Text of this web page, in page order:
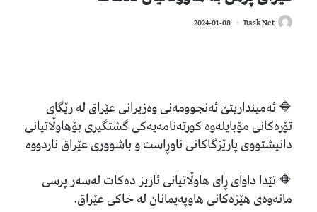
Bask Net
2024-01-08
🔷 ئەمینداریتێ ئەنجوومەنی وەزیرانی عێراق لە رێگای
تۆرەکانی مۆبایلەوە کورتەنامەیەکی گشتگیری بۆهاوڵاتیانی
دانیشتووی پارێزگاکانی ناوڕاست و باشووری عێراق ناردووە
🔶 تێدا داوای ڕای هاوڵاتیانی ئازیز دەکات لەسەر پرسی
مانەوەی هێزەکانی هاوپەیمانان لە خاکی عێراق.